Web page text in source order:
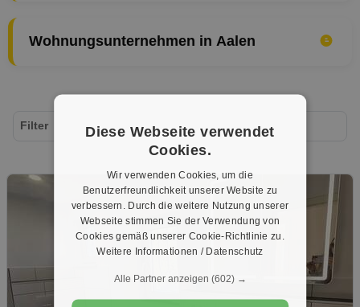
Wohnungsunternehmen in Aalen
Filter
Diese Webseite verwendet
Cookies.
Wir verwenden Cookies, um die
Benutzerfreundlichkeit unserer Website zu
verbessern. Durch die weitere Nutzung unserer
Webseite stimmen Sie der Verwendung von
Cookies gemäß unserer Cookie-Richtlinie zu.
Weitere Informationen / Datenschutz
Alle Partner anzeigen (602) →